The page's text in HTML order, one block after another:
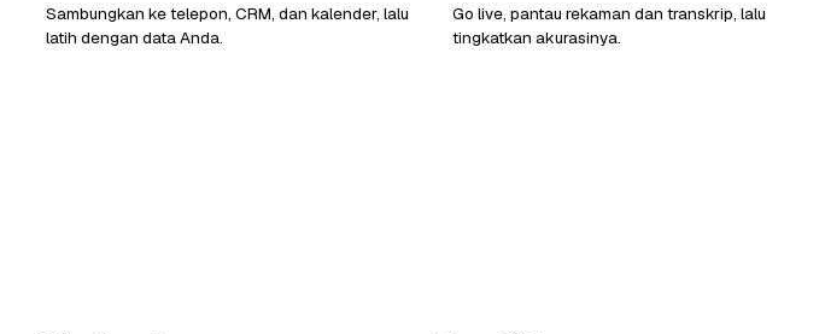
Sambungkan ke telepon, CRM, dan kalender, lalu
latih dengan data Anda.
Go live, pantau rekaman dan transkrip, lalu
tingkatkan akurasinya.